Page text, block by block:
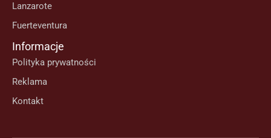
Lanzarote
Fuerteventura
Informacje
Polityka prywatności
Reklama
Kontakt